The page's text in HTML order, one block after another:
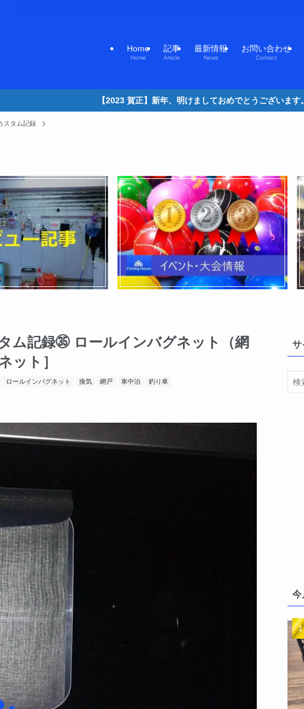
Home
Home
記事
Article
最新情報
News
お問い合わせ
Contact
賀正】新年、明けましておめでとうございます。釣り初めの計画はお済です
スタム記録
ム記録㉟ ロールインバグネット（網
ット］
ロールインバグネット 換気 網戸 車中泊 釣り車
サ
今